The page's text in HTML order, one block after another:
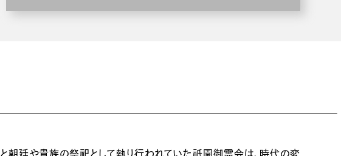
朝廷や貴族の祭祀として執り行われていた祇園御霊会は、時代の変